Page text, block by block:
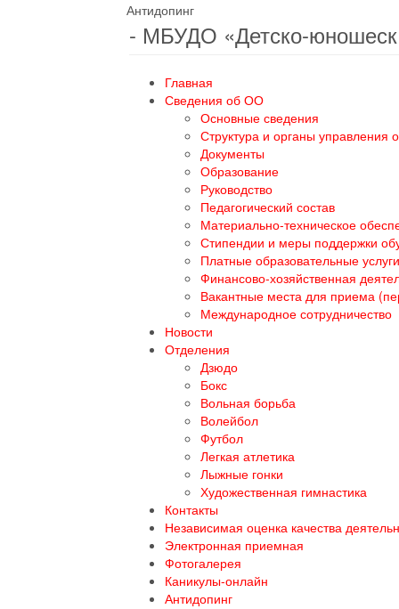
Антидопинг
- МБУДО «Детско-
Главная
Сведения об ОО
Основные сведения
Структура и органы управления
Документы
Образование
Руководство
Педагогический состав
Материально-техническое
Стипендии и меры поддержки
Платные образовательные услуги
Финансово-хозяйственная
Вакантные места для приема
Международное сотрудничество
Новости
Отделения
Дзюдо
Бокс
Вольная борьба
Волейбол
Футбол
Легкая атлетика
Лыжные гонки
Художественная гимнастика
Контакты
Независимая оценка качества
Электронная приемная
Фотогалерея
Каникулы-онлайн
Антидопинг